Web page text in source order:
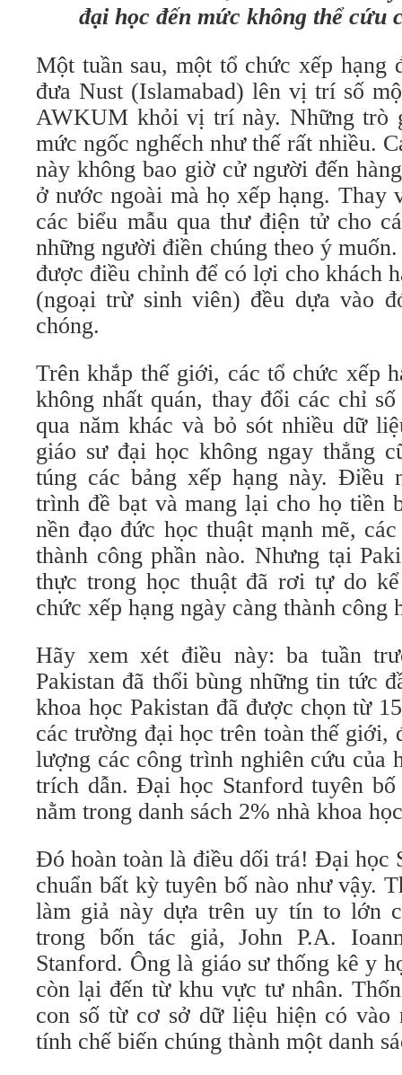
đại học đến mức không thể cứu
Một tuần sau, một tổ chức xếp hạng
đưa Nust (Islamabad) lên vị trí số
AWKUM khỏi vị trí này. Những trò
mức ngốc nghếch như thế rất nhiều.
này không bao giờ cử người đến
ở nước ngoài mà họ xếp hạng. Thay
các biểu mẫu qua thư điện tử cho
những người điền chúng theo ý
được điều chỉnh để có lợi cho khách
(ngoại trừ sinh viên) đều dựa vào
chóng.
Trên khắp thế giới, các tổ chức xếp
không nhất quán, thay đổi các chỉ
qua năm khác và bỏ sót nhiều dữ
giáo sư đại học không ngay thẳng
túng các bảng xếp hạng này. Điều
trình đề bạt và mang lại cho họ tiền
nền đạo đức học thuật mạnh mẽ,
thành công phần nào. Nhưng tại
thực trong học thuật đã rơi tự do
chức xếp hạng ngày càng thành công
Hãy xem xét điều này: ba tuần
Pakistan đã thổi bùng những tin tức
khoa học Pakistan đã được chọn từ
các trường đại học trên toàn thế giới,
lượng các công trình nghiên cứu của
trích dẫn. Đại học Stanford tuyên
nằm trong danh sách 2% nhà khoa
Đó hoàn toàn là điều dối trá! Đại học
chuẩn bất kỳ tuyên bố nào như vậy.
làm giả này dựa trên uy tín to lớn
trong bốn tác giả, John P.A.
Stanford. Ông là giáo sư thống kê y
còn lại đến từ khu vực tư nhân.
con số từ cơ sở dữ liệu hiện có vào
tính chế biến chúng thành một danh